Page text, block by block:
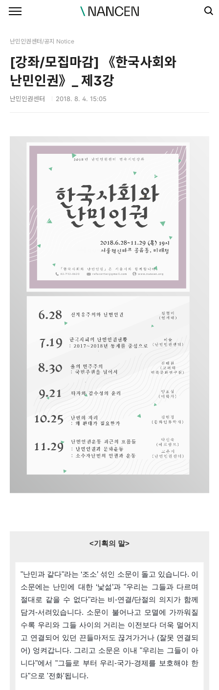
난민인권센터/공지 Notice
[강좌/모집마감] 《한국사회와
난민인권》_ 제3강
난민인권센터 2018. 8. 4. 15:05
<기획의 말>
"난민과 같다"라는 ‘조소’ 섞인 소문이 돌고 있습니다. 이
소문에는 난민에 대한 ‘낯섦’과 "우리는 그들과 다르며
절대로 같을 수 없다"라는 비-연결/단절의 의지가 함께
담겨-서려있습니다. 소문이 불어나고 모멸에 가까워질
수록 우리와 그들 사이의 거리는 이전보다 더욱 멀어지
고 연결되어 있던 끈들마저도 끊겨가거나 (잘못 연결되
어) 엉켜갑니다. 그리고 소문은 이내 "우리는 그들이 아
니다"에서 "그들로 부터 우리-국가-경제를 보호해야 한
다"으로 '전화'됩니다.